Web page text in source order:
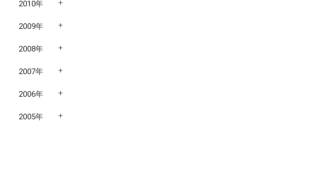
2010年
2009年
2008年
2007年
2006年
2005年